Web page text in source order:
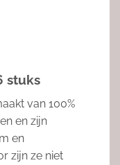
stuks
van 100%
en zijn
en
zijn ze niet